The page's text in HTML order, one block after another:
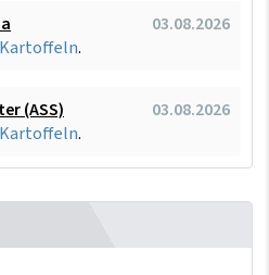
03.08.2026
Kartoffeln.
(ASS)
03.08.2026
Kartoffeln.